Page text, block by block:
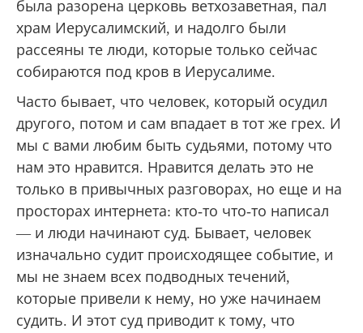
была разорена церковь ветхозаветная, пал
храм Иерусалимский, и надолго были
рассеяны те люди, которые только сейчас
собираются под кров в Иерусалиме.
Часто бывает, что человек, который осудил
другого, потом и сам впадает в тот же грех. И
мы с вами любим быть судьями, потому что
нам это нравится. Нравится делать это не
только в привычных разговорах, но еще и на
просторах интернета: кто-то что-то написал
— и люди начинают суд. Бывает, человек
изначально судит происходящее событие, и
мы не знаем всех подводных течений,
которые привели к нему, но уже начинаем
судить. И этот суд приводит к тому, что